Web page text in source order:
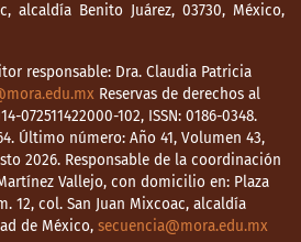
alcaldía Benito Juárez, 03730, México,
responsable: Dra. Claudia Patricia
Reservas de derechos al
072511422000-102, ISSN: 0186-0348.
Último número: Año 41, Volumen 43,
2026. Responsable de la coordinación
Vallejo, con domicilio en: Plaza
12, col. San Juan Mixcoac, alcaldía
de México, secuencia@mora.edu.mx